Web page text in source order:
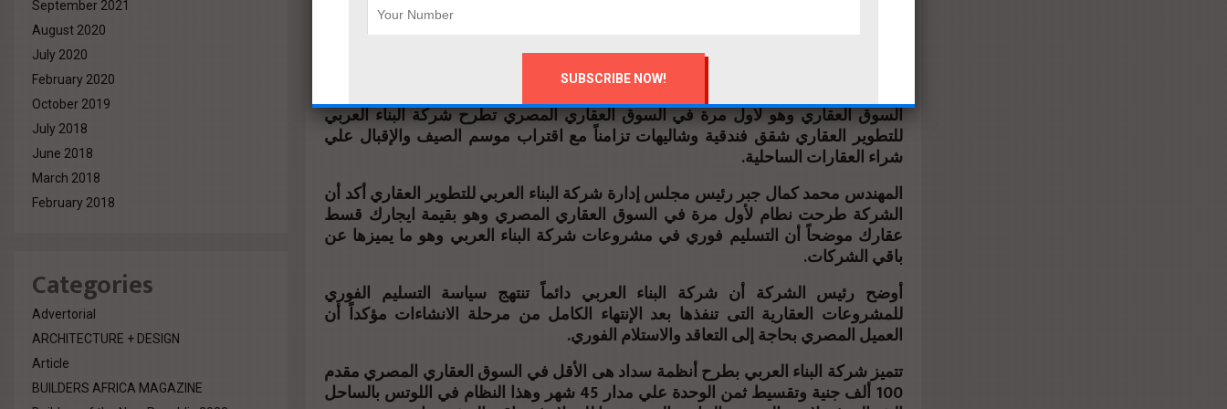
واضاف أن شركة البناء العربي تقوم بتسليم العميل بشكل فوري داخل المشروعات التي
التجارين بالجيزة وجميع الوحدات جاهزة للتسليم.
السوق العقاري وهو لأول مرة في السوق العقاري المصري تطرح شركة البناء العربي
للتطوير العقاري شقق فندقية وشاليهات تزامناً مع اقتراب موسم الصيف والإقبال علي
شراء العقارات الساحلية.
المهندس محمد كمال جبر رئيس مجلس إدارة شركة البناء العربي للتطوير العقاري أكد أن
الشركة طرحت نطام لأول مرة في السوق العقاري المصري وهو بقيمة ايجارك قسط
عقارك موضحاً أن التسليم فوري في مشروعات شركة البناء العربي وهو ما يميزها عن
باقي الشركات.
أوضح رئيس الشركة أن شركة البناء العربي دائماً تنتهج سياسة التسليم الفوري
للمشروعات العقارية التى تنفذها بعد الإنتهاء الكامل من مرحلة الانشاءات مؤكداً أن
العميل المصري بحاجة إلى التعاقد والاستلام الفوري.
تتميز شركة البناء العربي بطرح أنظمة سداد هى الأقل في السوق العقاري المصري مقدم
100 ألف جنية وتقسيط ثمن الوحدة علي مدار 45 شهر وهذا النظام في اللوتس بالساحل
September 2021
August 2020
July 2020
February 2020
October 2019
July 2018
June 2018
March 2018
February 2018
Categories
Advertorial
ARCHITECTURE + DESIGN
Article
BUILDERS AFRICA MAGAZINE